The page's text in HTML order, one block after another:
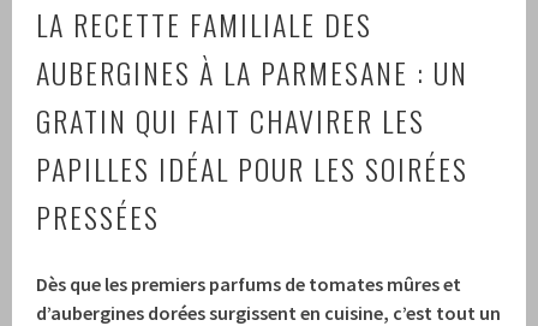
LA RECETTE FAMILIALE DES
AUBERGINES À LA PARMESANE : UN
GRATIN QUI FAIT CHAVIRER LES
PAPILLES IDÉAL POUR LES SOIRÉES
PRESSÉES
Dès que les premiers parfums de tomates mûres et
d’aubergines dorées surgissent en cuisine, c’est tout un